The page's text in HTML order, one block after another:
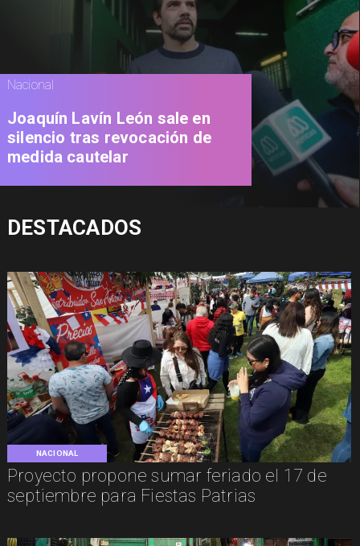
NACIONAL
Proyecto propone sumar feriado el 17 de
septiembre para Fiestas Patrias
Nacional
Joaquín Lavín León sale en
silencio tras revocación de
medida cautelar
DESTACADOS